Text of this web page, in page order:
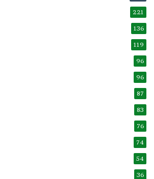
221
136
119
96
96
87
83
76
74
54
36